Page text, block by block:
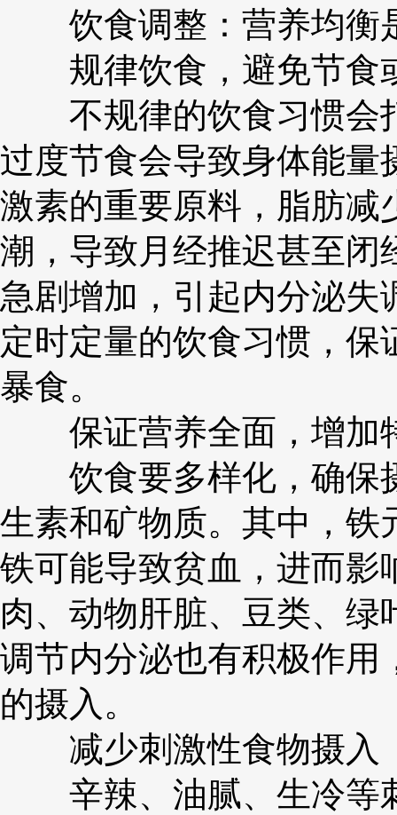
饮食调整：营养均衡
规律饮食，避免节食
不规律的饮食习惯会
过度节食会导致身体能量
激素的重要原料，脂肪减
潮，导致月经推迟甚至闭
急剧增加，引起内分泌失
定时定量的饮食习惯，
暴食。
保证营养全面，增加
饮食要多样化，确保
生素和矿物质。其中，铁
铁可能导致贫血，进而影
肉、动物肝脏、豆类、
调节内分泌也有积极作用
的摄入。
减少刺激性食物摄入
辛辣、油腻、生冷等